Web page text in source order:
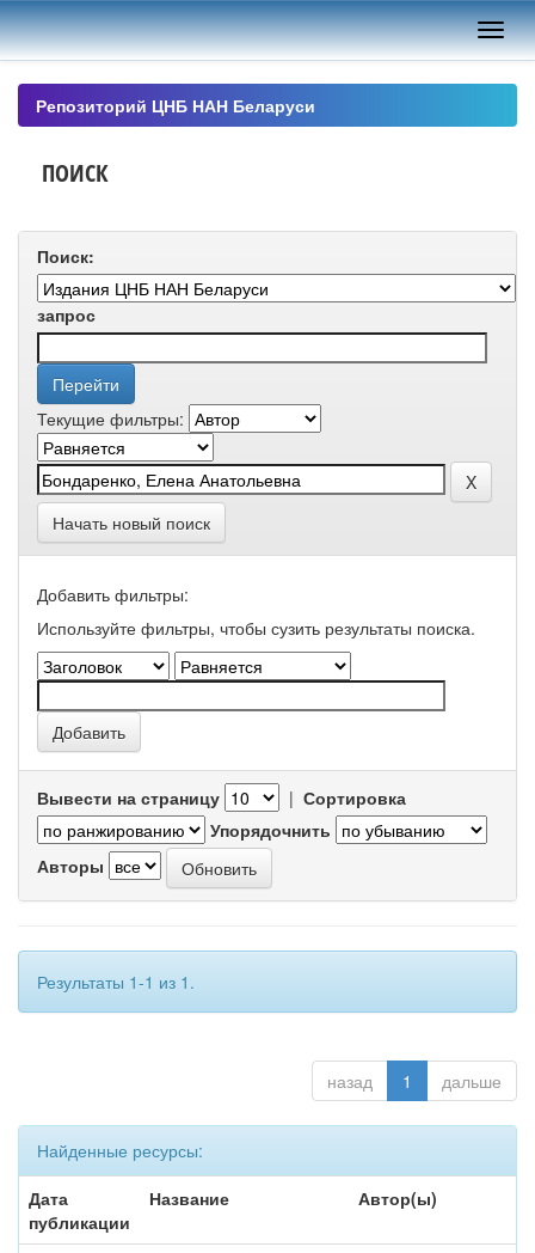
Skip
navigation
Репозиторий ЦНБ НАН Беларуси
ПОИСК
Поиск:
запрос
Текущие фильтры:
Начать новый поиск
Добавить фильтры:
Используйте фильтры, чтобы сузить результаты поиска.
Вывести на страницу | Сортировка
Упорядочнить
Авторы
Результаты 1-1 из 1.
назад 1 дальше
Найденные ресурсы:
Дата
публикации
Название Автор(ы)